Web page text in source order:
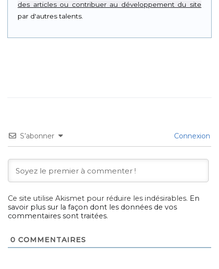
des articles ou contribuer au développement du site
par d'autres talents.
S’abonner Connexion
Ce site utilise Akismet pour réduire les indésirables. En
savoir plus sur la façon dont les données de vos
commentaires sont traitées.
0 COMMENTAIRES